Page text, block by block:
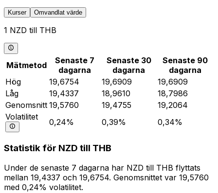
Kurser Omvandlat värde
1 NZD till THB
Mätmetod
Senaste 7
dagarna
Senaste 30
dagarna
Senaste 90
dagarna
Hög
19,6754 19,6909
19,6909
Låg
19,4337 18,9610
18,7986
Genomsnitt 19,5760 19,4755
19,2064
Volatilitet
0,24% 0,39% 0,34%
Statistik för NZD till THB
Under de senaste 7 dagarna har NZD till THB flyttats
mellan 19,4337 och 19,6754. Genomsnittet var 19,5760
med 0,24% volatilitet.